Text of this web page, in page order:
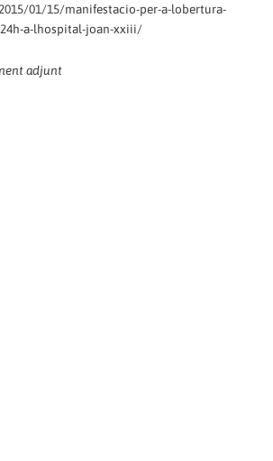
01/15/manifestacio-per-a-lobertura-
a-lhospital-joan-xxiii/
adjunt